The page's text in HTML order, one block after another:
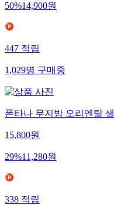
50%14,900원
447 적립
1,029명 구매중
폰타나 무지방 오리엔탈
15,800원
29%11,280원
338 적립